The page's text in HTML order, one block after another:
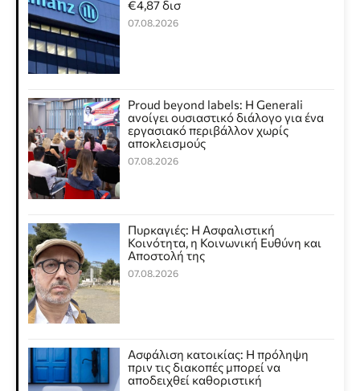
€4,87 δισ
07.08.2026
Proud beyond labels: Η Generali
ανοίγει ουσιαστικό διάλογο για ένα
εργασιακό περιβάλλον χωρίς
αποκλεισμούς
07.08.2026
Πυρκαγιές: Η Ασφαλιστική
Κοινότητα, η Κοινωνική Ευθύνη και
Αποστολή της
07.08.2026
Ασφάλιση κατοικίας: Η πρόληψη
πριν τις διακοπές μπορεί να
αποδειχθεί καθοριστική